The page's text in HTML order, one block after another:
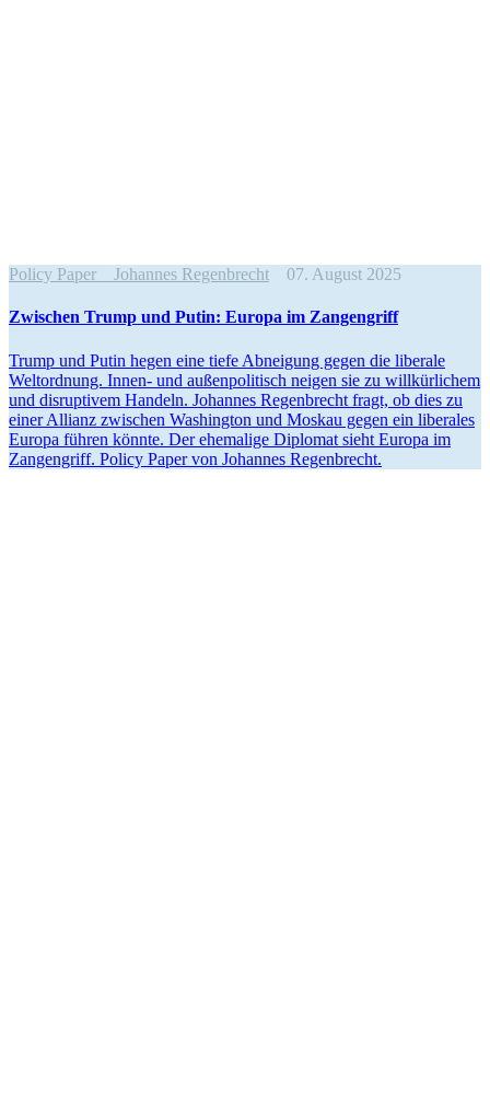
Policy Paper Johannes Regenbrecht 07. August 2025
Zwischen Trump und Putin: Europa im Zangengriff
Trump und Putin hegen eine tiefe Abneigung gegen die liberale
Weltordnung. Innen- und außen­po­li­tisch neigen sie zu willkür­lichem
und disrup­tivem Handeln. Johannes Regen­brecht fragt, ob dies zu
einer Allianz zwischen Washington und Moskau gegen ein liberales
Europa führen könnte. Der ehemalige Diplomat sieht Europa im
Zangen­griff. Policy Paper von Johannes Regenbrecht.